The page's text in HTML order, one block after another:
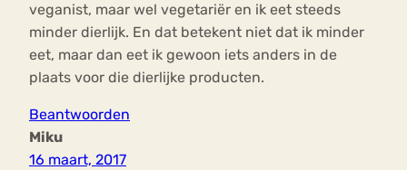
veganist, maar wel vegetariër en ik eet steeds
minder dierlijk. En dat betekent niet dat ik minder
eet, maar dan eet ik gewoon iets anders in de
plaats voor die dierlijke producten.
Beantwoorden
Miku
16 maart, 2017